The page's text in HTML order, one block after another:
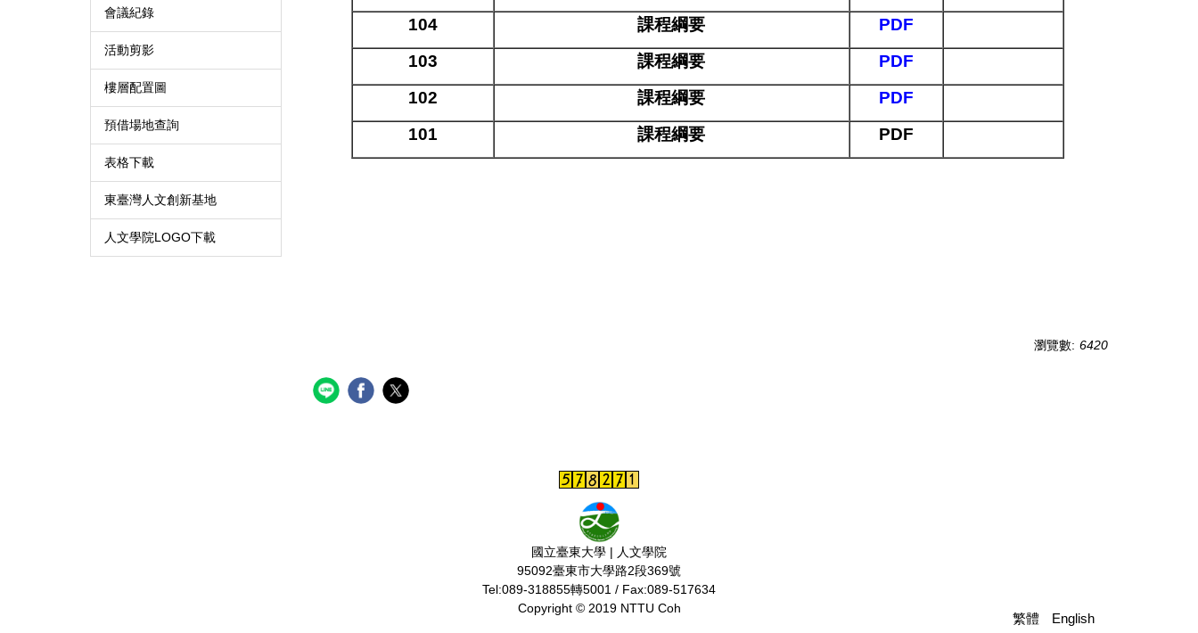
會議紀錄
活動剪影
樓層配置圖
預借場地查詢
表格下載
東臺灣人文創新基地
人文學院LOGO下載
104
課程綱要
PDF
103
課程綱要
PDF
102
課程綱要
PDF
101
課程綱要 PDF
瀏覽數: 6420
繁體 English
國立臺東大學 | 人文學院
95092臺東市大學路2段369號
Tel:089-318855轉5001 / Fax:089-517634
Copyright © 2019 NTTU Coh